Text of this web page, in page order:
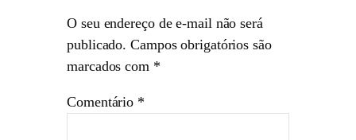
O seu endereço de e-mail não será
publicado. Campos obrigatórios são
marcados com *
Comentário *